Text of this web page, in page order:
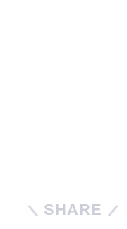
SHARE